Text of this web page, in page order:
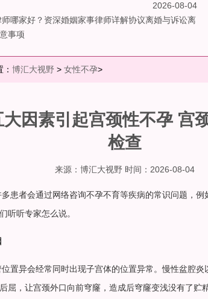
2026-08-04
哪家好？资深婚姻家事律师详解协议离婚与诉讼离
事项
博汇大视野 > 女性不孕>
大因素引起宫颈性不孕 宫
检查
来源：博汇大视野 时间：2026-08-04
患者会通过网络咨询不孕不育等疾病的常识问题，
听听专家怎么说。
置异会经常同时出现子宫体的位置异常。慢性盆腔
屈，让宫颈外口向前穹窿，造成后穹窿变浅没有了贮